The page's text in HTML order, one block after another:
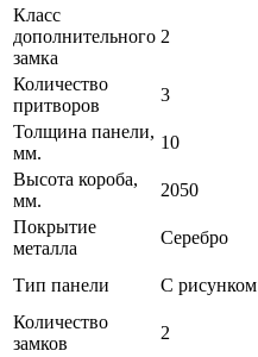
Класс
дополнительного
замка
2
Количество
притворов
3
Толщина панели,
мм.
10
Высота короба,
мм.
2050
Покрытие
металла
Серебро
Тип панели
С рисунком
Количество
замков
2